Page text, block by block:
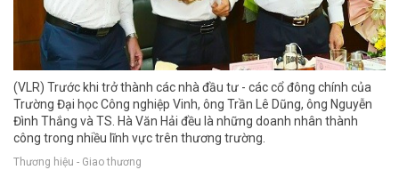
(VLR) Trước khi trở thành các nhà đầu tư - các cổ đông chính của
Trường Đại học Công nghiệp Vinh, ông Trần Lê Dũng, ông Nguyễn
Đình Thắng và TS. Hà Văn Hải đều là những doanh nhân thành
công trong nhiều lĩnh vực trên thương trường.
Thương hiệu - Giao thương